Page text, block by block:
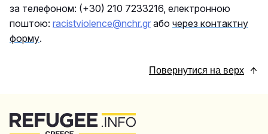
за телефоном: (+30) 210 7233216, електронною
поштою: racistviolence@nchr.gr або через контактну
форму.
Повернутися на верх